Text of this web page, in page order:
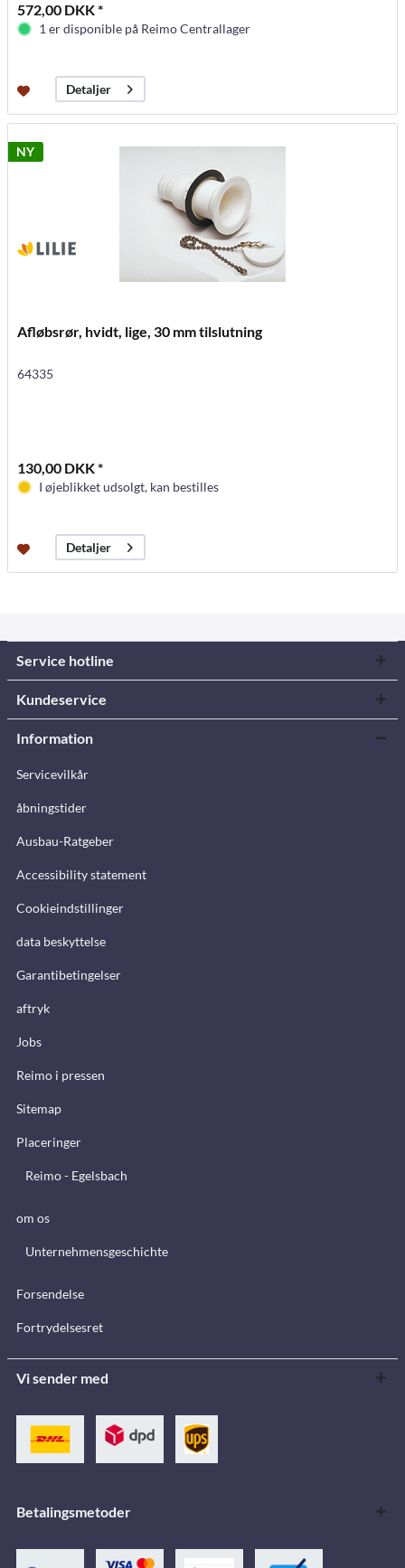
572,00 DKK *
1 er disponible på Reimo Centrallager
Detaljer
NY
Afløbsrør, hvidt, lige, 30 mm tilslutning
64335
130,00 DKK *
I øjeblikket udsolgt, kan bestilles
Detaljer
Service hotline
Kundeservice
Information
Servicevilkår
åbningstider
Ausbau-Ratgeber
Accessibility statement
Cookieindstillinger
data beskyttelse
Garantibetingelser
aftryk
Jobs
Reimo i pressen
Sitemap
Placeringer
Reimo - Egelsbach
om os
Unternehmensgeschichte
Forsendelse
Fortrydelsesret
Vi sender med
Betalingsmetoder